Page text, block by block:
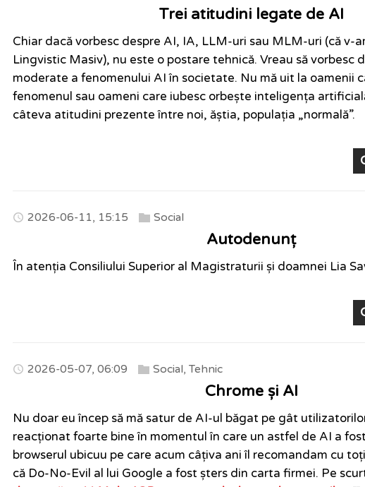
Trei atitudini legate de AI
Chiar dacă vorbesc despre AI, IA, LLM-uri sau MLM-uri (că v-
Lingvistic Masiv), nu este o postare tehnică. Vreau să vorbesc
moderate a fenomenului AI în societate. Nu mă uit la oamenii
fenomenul sau oameni care iubesc orbește inteligența
câteva atitudini prezente între noi, ăștia, populația „normală”.
2026-06-11, 15:15 Social
Autodenunț
În atenția Consiliului Superior al Magistraturii și doamnei Lia
2026-05-07, 06:09 Social, Tehnic
Chrome și AI
Nu doar eu încep să mă satur de AI-ul băgat pe gât
reacționat foarte bine în momentul în care un astfel de AI a
browserul ubicuu pe care acum câțiva ani îl recomandam cu
că Do-No-Evil al lui Google a fost șters din carta firmei. Pe